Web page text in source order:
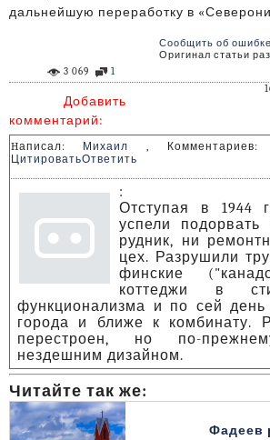
дальнейшую переработку в
Сообщить об ошибке
Оригинал статьи
1
3 069
Добавить
комментарий:
Hаписал: Михаил
,
ЦитироватьОтветить
:
Отступая в 1944
успели
рудник, ни
цех. Разрушили
финские
коттеджи в
функционализма и по сей день
города и ближе к комбинату.
перестроен, но по-
нездешним дизайном.
Читайте так же:
Фадеев